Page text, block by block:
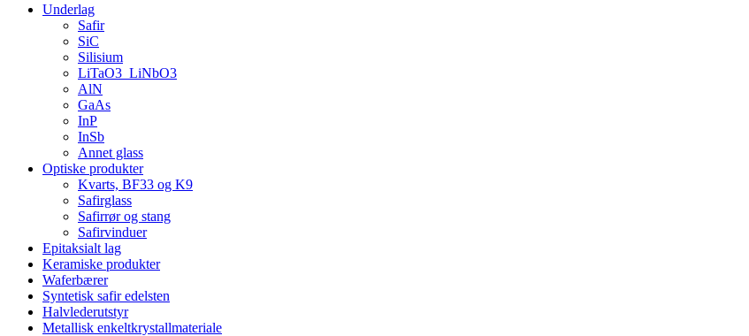
Underlag
Safir
SiC
Silisium
LiTaO3_LiNbO3
AlN
GaAs
InP
InSb
Annet glass
Optiske produkter
Kvarts, BF33 og K9
Safirglass
Safirrør og stang
Safirvinduer
Epitaksialt lag
Keramiske produkter
Waferbærer
Syntetisk safir edelsten
Halvlederutstyr
Metallisk enkeltkrystallmateriale